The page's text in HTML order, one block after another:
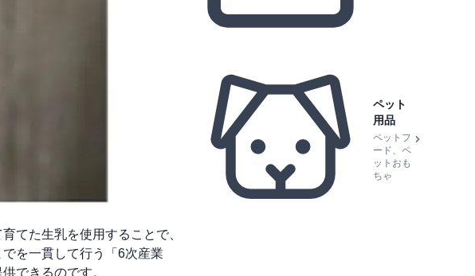
てた生乳を使用することで、
を一貫して行う「6次産業
供できるのです。
ペット
用品
ペットフ
ード、ペ
ットおも
ちゃ